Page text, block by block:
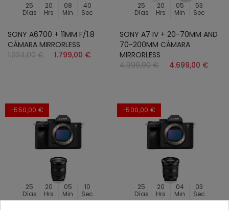
25
Días
20
Hrs
08
Min
38
Sec
SONY A6700 + 11MM F/1.8
CÁMARA MIRRORLESS
1.934,00 €
1.799,00 €
25
Días
20
Hrs
05
Min
51
Sec
SONY A7 IV + 20-70MM AND
70-200MM CÁMARA
MIRRORLESS
4.999,00 €
4.699,00 €
-550,00 €
25
Días
20
Hrs
05
Min
08
Sec
-500,00 €
25
Días
20
Hrs
04
Min
01
Sec